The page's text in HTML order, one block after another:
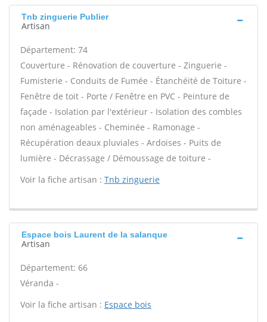
Tnb zinguerie Publier
Artisan
Département: 74
Couverture - Rénovation de couverture - Zinguerie -
Fumisterie - Conduits de Fumée - Étanchéité de Toiture -
Fenêtre de toit - Porte / Fenêtre en PVC - Peinture de
façade - Isolation par l'extérieur - Isolation des combles
non aménageables - Cheminée - Ramonage -
Récupération deaux pluviales - Ardoises - Puits de
lumière - Décrassage / Démoussage de toiture -
Voir la fiche artisan : Tnb zinguerie
Espace bois Laurent de la salanque
Artisan
Département: 66
Véranda -
Voir la fiche artisan : Espace bois